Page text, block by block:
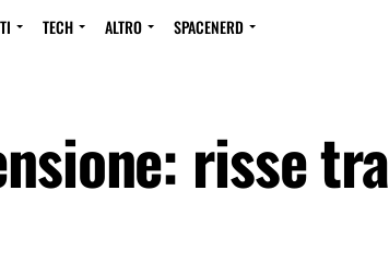
TECH ALTRO SPACENERD
risse tra